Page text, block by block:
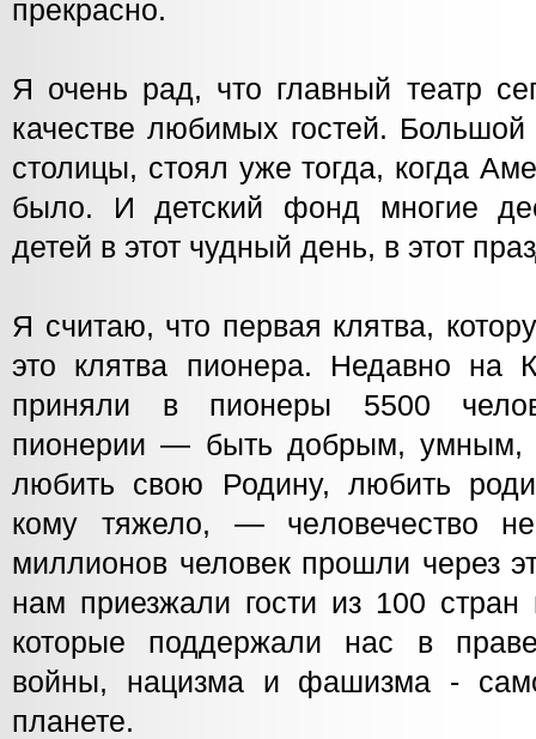
прекрасно.
Я очень рад, что главный театр
качестве любимых гостей. Большой
столицы, стоял уже тогда, когда
было. И детский фонд многие
детей в этот чудный день, в этот
Я считаю, что первая клятва,
это клятва пионера. Недавно на
приняли в пионеры 5500
пионерии — быть добрым, умным,
любить свою Родину, любить
кому тяжело, — человечество
миллионов человек прошли через
нам приезжали гости из 100
которые поддержали нас в
войны, нацизма и фашизма -
планете.